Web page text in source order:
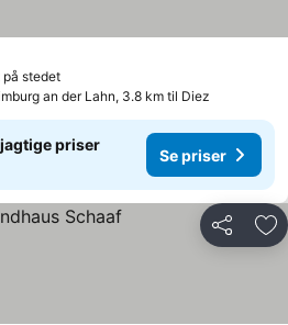
på stedet
an der Lahn, 3.8 km til Diez
priser
Se priser
Del